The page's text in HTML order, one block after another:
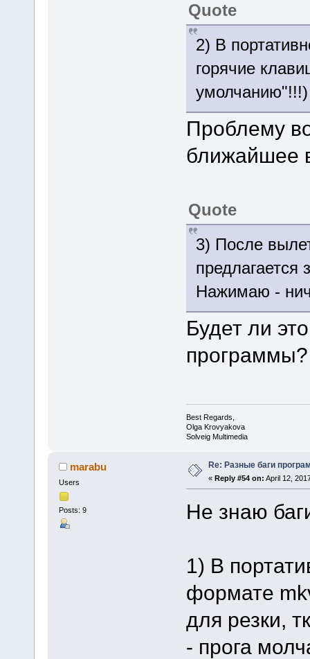
Quote
2) В
горячие
умолчанию"!!!)
Проблему
ближайшее
Quote
3) После
предлагается
Нажимаю -
Будет ли
программы?
Best Regards,
Olga Krovyakova
Solveig Multimedia
marabu
Users
Posts: 9
Re: Разные баги
« Reply #54 on: April 12,
Не знаю
1) В
формате
для резки,
- прога